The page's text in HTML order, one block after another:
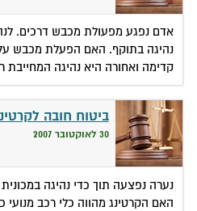
אדם נפגע מפעולת מכבש דרכים.
נהיגה בתוקף. האם הפעלת מכבש
קדימה ואחורה היא נהיגה המחייבת
ביטוח חובה
30 לאוקטובר 2007
נערה נפצעה תוך כדי נהיגה
האם הקרטינג מהווה כלי רכב מנועי